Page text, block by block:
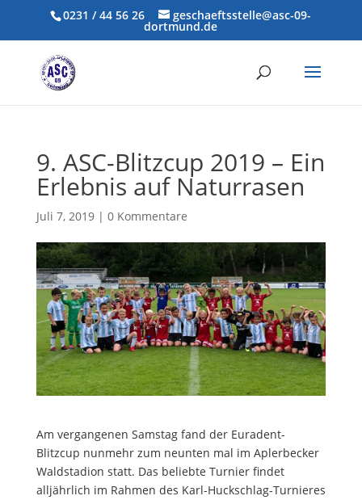
0231 / 44 56 26 geschaeftsstelle@asc-09-
dortmund.de
9. ASC-Blitzcup 2019 – Ein
Erlebnis auf Naturrasen
Juli 7, 2019| 0 Kommentare
Am vergangenen Samstag fand der Euradent-
Blitzcup nunmehr zum neunten mal im Aplerbecker
Waldstadion statt. Das beliebte Turnier findet
alljährlich im Rahmen des Karl-Huckschlag-Turnieres